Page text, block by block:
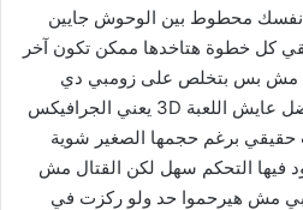
نفسك محطوط بين الوحوش جايين
كل خطوة هتاخدها ممكن تكون آخر
مش بس بتخلص على زومبي دي
بتكون فرصة لنجاتك و انك تقضل عايش اللعبة 3D يعني الجرافيكس
برغم حجمها الصغير شوية
فيها التحكم سهل لكن القتال مش
مش هيرحموا حد ولو ركزت في